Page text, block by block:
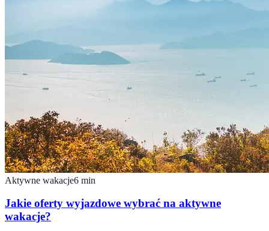
Aktywne wakacje6 min
Jakie oferty wyjazdowe wybrać na aktywne
wakacje?